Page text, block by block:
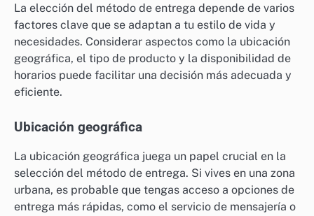
La elección del método de entrega depende de varios
factores clave que se adaptan a tu estilo de vida y
necesidades. Considerar aspectos como la ubicación
geográfica, el tipo de producto y la disponibilidad de
horarios puede facilitar una decisión más adecuada y
eficiente.
Ubicación geográfica
La ubicación geográfica juega un papel crucial en la
selección del método de entrega. Si vives en una zona
urbana, es probable que tengas acceso a opciones de
entrega más rápidas, como el servicio de mensajería o